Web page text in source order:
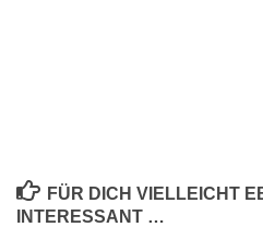
FÜR DICH VIELLEICHT
INTERESSANT …